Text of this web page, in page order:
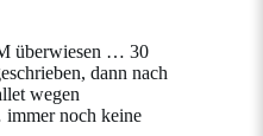
überwiesen … 30
dann nach
wegen
immer noch keine